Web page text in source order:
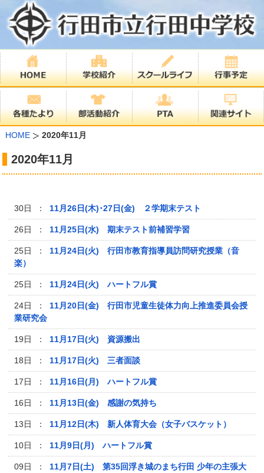
HOME 2020年11月
2020年11月
30日 ： 11月26日(木)･27日(金) ２学期末テスト
26日 ： 11月25日(水) 期末テスト前補習学習
25日 ： 11月24日(火) 行田市教育指導員訪問研究授業（音
楽）
25日 ： 11月24日(火) ハートフル賞
24日 ： 11月20日(金) 行田市児童生徒体力向上推進委員会授
業研究会
19日 ： 11月17日(火) 資源搬出
18日 ： 11月17日(火) 三者面談
17日 ： 11月16日(月) ハートフル賞
16日 ： 11月13日(金) 感謝の気持ち
13日 ： 11月12日(木) 新人体育大会（女子バスケット）
10日 ： 11月9日(月) ハートフル賞
09日 ： 11月7日(土) 第35回浮き城のまち行田 少年の主張大